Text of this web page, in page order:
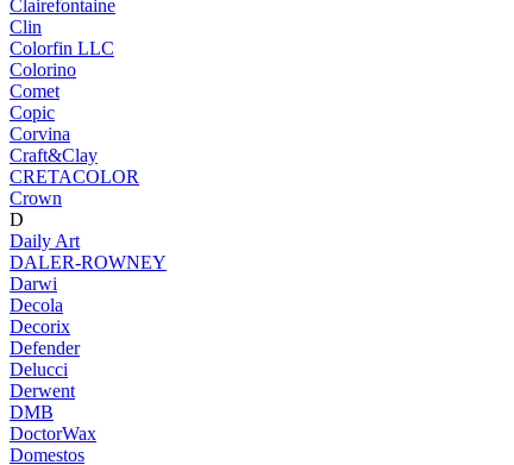
Clairefontaine
Clin
Colorfin LLC
Colorino
Comet
Copic
Corvina
Craft&Clay
CRETACOLOR
Crown
D
Daily Art
DALER-ROWNEY
Darwi
Decola
Decorix
Defender
Delucci
Derwent
DMB
DoctorWax
Domestos